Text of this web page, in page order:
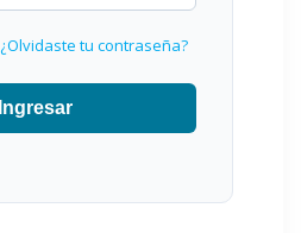
¿Olvidaste tu contraseña?
Ingresar